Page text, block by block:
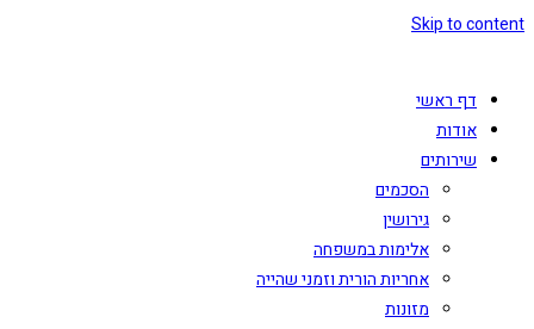
Skip to content
דף ראשי
אודות
שירותים
הסכמים
גירושין
אלימות במשפחה
אחריות הורית וזמני שהייה
מזונות